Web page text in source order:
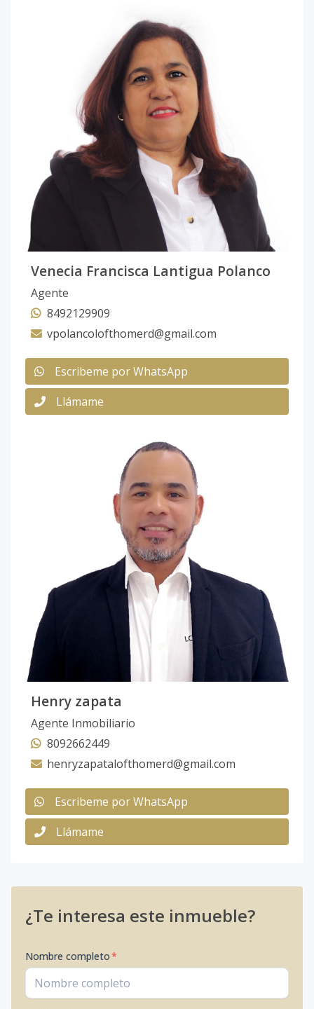
Venecia Francisca Lantigua Polanco
Agente
8492129909
vpolancolofthomerd@gmail.com
Escribeme por WhatsApp
Llámame
Henry zapata
Agente Inmobiliario
8092662449
henryzapatalofthomerd@gmail.com
Escribeme por WhatsApp
Llámame
¿Te interesa este inmueble?
Nombre completo*